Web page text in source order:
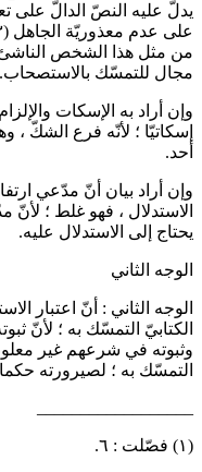
عليه النصّ الدالّ على
عدم معذوريّة الجاهل
مثل هذا الشخص الناشئ
للتمسّك بالاستصحاب.
أراد به الإسكات
؛ لأنّه فرع الشكّ ،
أراد بيان أنّ مدّعي
، فهو غلط ؛ لأنّ
إلى الاستدلال عليه.
الثاني
الثاني : أنّ اعتبار
التمسّك به ؛ لأنّ
في شرعهم غير
به ؛ لصيرورته حكما